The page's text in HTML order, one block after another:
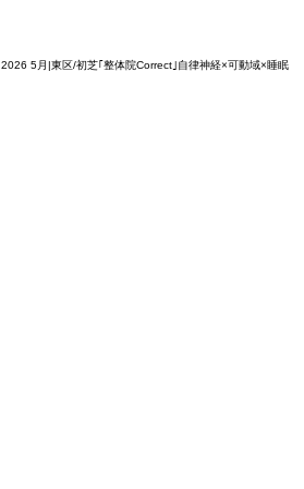
2026 5月|東区/初芝｢整体院Correct｣自律神経×可動域×睡眠